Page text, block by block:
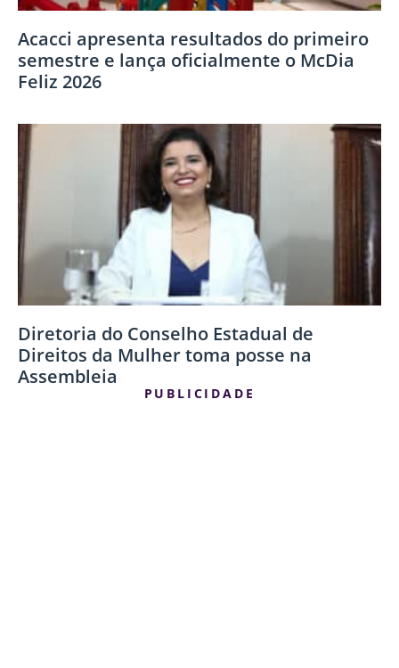
Acacci apresenta resultados do primeiro
semestre e lança oficialmente o McDia
Feliz 2026
Diretoria do Conselho Estadual de
Direitos da Mulher toma posse na
Assembleia
PUBLICIDADE